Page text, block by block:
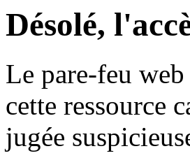
Désolé,
Le pare-feu
cette ressource
jugée